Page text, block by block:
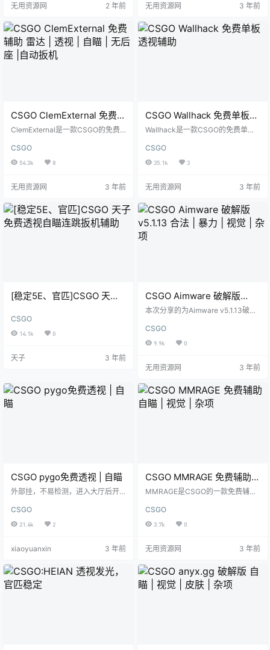
无用资源网 2 年前
图案扫描 Convars 处理程序
无用资源网 3 年前
CSGO ClemExternal 免费辅
助 雷达 | 透视 | 自瞄 | 无后
ClemExternal是一款CSGO的免费
更多功能的辅助,你可以很容易的开
关各种功能 快捷键 F1-雷达 F2-穿
墙上色 F3-兔子跳 F4-自动扳机 F5-
改自瞄设置 F9-人物上色 F10-取消
自瞄
CSGO
54.3k 8
无用资源网 3 年前
CSGO Wallhack 免费单板透
视辅助
Wallhack是一款CSGO的免费单板
事了,对于只需要透视的小伙伴们非
常适合 使用方式 开启游戏 运行Wall
hack F1开关透视
CSGO
35.1k 3
无用资源网 3 年前
[稳定5E、官匹]CSGO 天子
CSGO
14.1k 0
天子 3 年前
CSGO Aimware 破解版
v5.1.13 合法 | 暴力 | 视觉 |
本次分享的为Aimware v5.1.13破解
Extreme Injector v3.exe 点击Selec
t选择csgo.exe 点击Add DLC选择Ai
ngs>Start in Secure Mode 点击Inj
CSGO
9.9k 0
无用资源网 3 年前
CSGO pygo免费透视 | 自瞄
外部挂，不易检测，进入大厅后开
CSGO
21.4k 2
xiaoyuanxin 3 年前
CSGO MMRAGE 免费辅助
自瞄 | 视觉 | 杂项
MMRAGE是CSGO的一款免费辅助
示/隐藏 菜单 小键盘上/下 = 选单上/
下 小键盘左/右 = 选单展开/合起 功
CSGO
3.7k 0
无用资源网 3 年前